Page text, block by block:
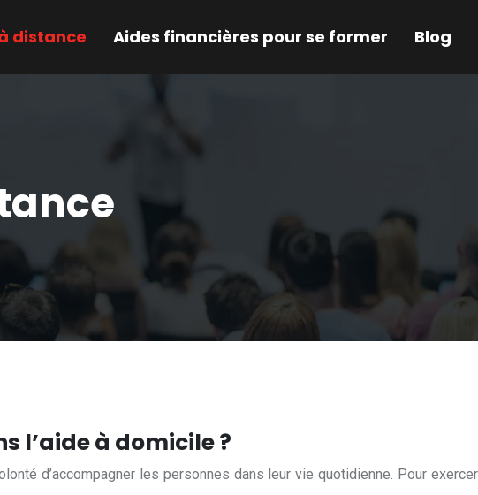
distance Aides financières pour se former Blog
l’aide à domicile ?
d’accompagner les personnes dans leur vie quotidienne. Pour exercer